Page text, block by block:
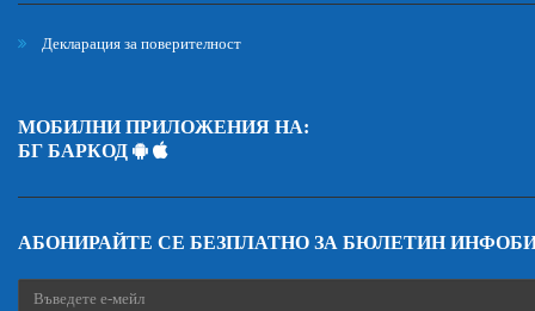
Декларация за поверителност
МОБИЛНИ ПРИЛОЖЕНИЯ НА:
БГ БАРКОД
АБОНИРАЙТЕ СЕ БЕЗПЛАТНО ЗА БЮЛЕТИН